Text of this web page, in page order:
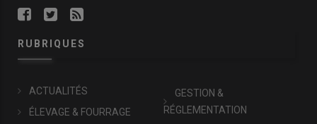
RUBRIQUES
ACTUALITÉS
ÉLEVAGE & FOURRAGE
GESTION &
RÉGLEMENTATION